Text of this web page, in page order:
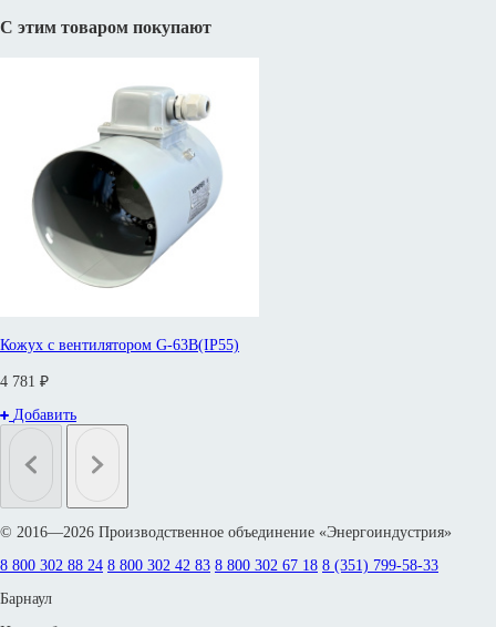
С этим товаром покупают
Кожух с вентилятором G-63B(IP55)
4 781 ₽
Добавить
© 2016—2026 Производственное объединение «Энергоиндустрия»
8 800 302 88 24 8 800 302 42 83 8 800 302 67 18 8 (351) 799-58-33
Барнаул